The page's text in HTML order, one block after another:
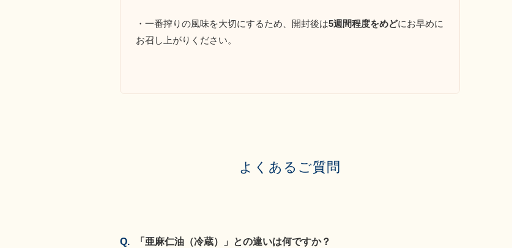
・一番搾りの風味を大切にするため、開封後は5週間程度をめどにお早めに
お召し上がりください。
よくあるご質問
Q. 「亜麻仁油（冷蔵）」との違いは何ですか？